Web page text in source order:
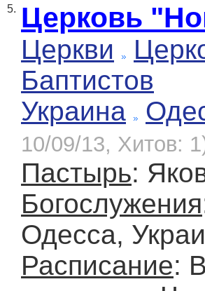
5. Церковь
Церкви
Баптистов
Украина
10/09/13, Хитов:
Пастырь:
Богослужения
Одесса,
Расписание: